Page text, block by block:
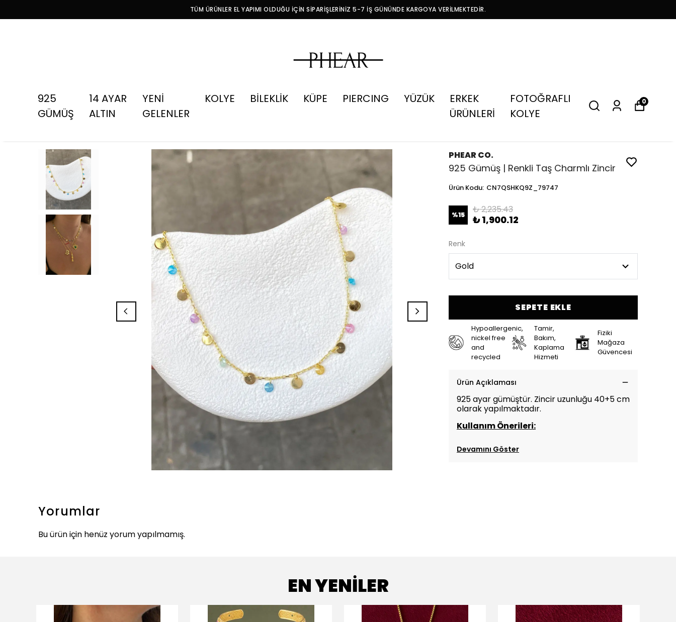
TÜM ÜRÜNLER EL YAPIMI OLDUĞU İÇİN SİPARİŞLERİNİZ 5-7 İŞ GÜNÜNDE KARGOYA VERİLMEKTEDİR.
925
GÜMÜŞ
14 AYAR
ALTIN
YENİ
GELENLER
KOLYE BİLEKLİK KÜPE PIERCING YÜZÜK
ERKEK
ÜRÜNLERİ
FOTOĞRAFLI
KOLYE
0
PHEAR CO.
925 Gümüş | Renkli Taş Charmlı Zincir
Ürün Kodu: CN7QSHKQ9Z_79747
%15 ₺ 2,235.43
₺ 1,900.12
Renk
SEPETE EKLE
Hypoallergenic,
nickel free
and
recycled
Tamir,
Bakım,
Kaplama
Hizmeti
Fiziki
Mağaza
Güvencesi
Ürün Açıklaması
925 ayar gümüştür. Zincir uzunluğu 40+5 cm
olarak yapılmaktadır.
Kullanım Önerileri:
Devamını Göster
Yorumlar
Bu ürün için henüz yorum yapılmamış.
EN YENİLER